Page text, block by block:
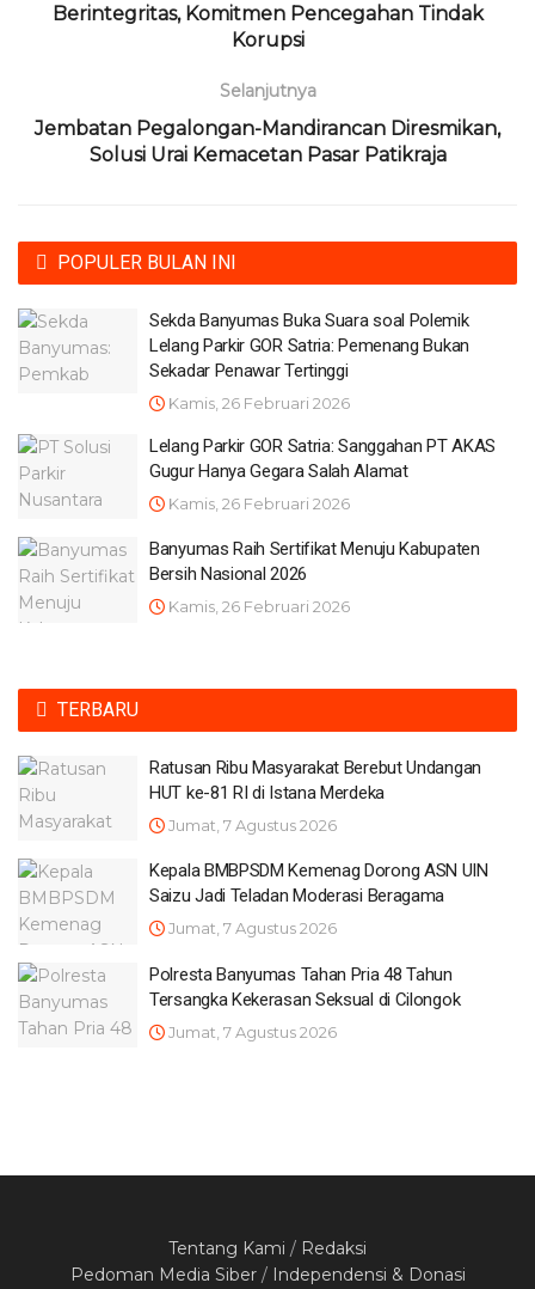
Berintegritas, Komitmen Pencegahan Tindak
Korupsi
Selanjutnya
Jembatan Pegalongan-Mandirancan Diresmikan,
Solusi Urai Kemacetan Pasar Patikraja
POPULER BULAN INI
Sekda Banyumas Buka Suara soal Polemik
Lelang Parkir GOR Satria: Pemenang Bukan
Sekadar Penawar Tertinggi
Kamis, 26 Februari 2026
Lelang Parkir GOR Satria: Sanggahan PT AKAS
Gugur Hanya Gegara Salah Alamat
Kamis, 26 Februari 2026
Banyumas Raih Sertifikat Menuju Kabupaten
Bersih Nasional 2026
Kamis, 26 Februari 2026
TERBARU
Ratusan Ribu Masyarakat Berebut Undangan
HUT ke-81 RI di Istana Merdeka
Jumat, 7 Agustus 2026
Kepala BMBPSDM Kemenag Dorong ASN UIN
Saizu Jadi Teladan Moderasi Beragama
Jumat, 7 Agustus 2026
Polresta Banyumas Tahan Pria 48 Tahun
Tersangka Kekerasan Seksual di Cilongok
Jumat, 7 Agustus 2026
Tentang Kami / Redaksi
Pedoman Media Siber/ Independensi & Donasi